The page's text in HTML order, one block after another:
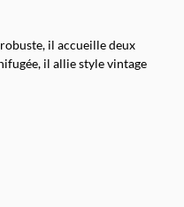
il accueille deux
il allie style vintage